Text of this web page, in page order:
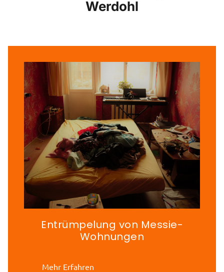
Werdohl
Entrümpelung von Messie-
Wohnungen
Mehr Erfahren